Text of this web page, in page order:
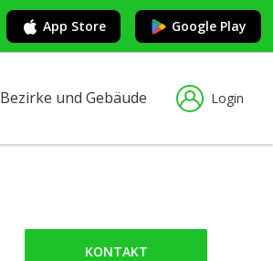
App Store Google Play
Bezirke und Gebäude Login
KONTAKT